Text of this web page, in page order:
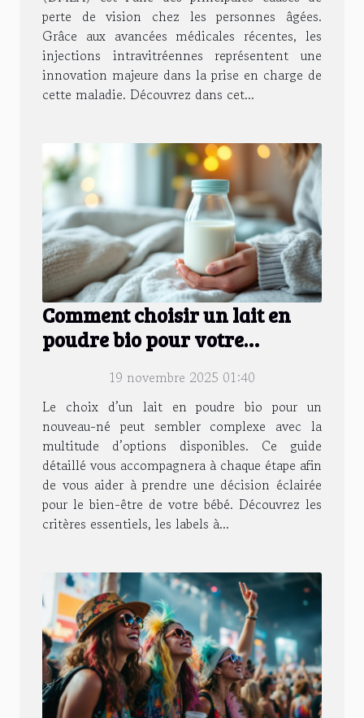
perte de vision chez les personnes âgées.
Grâce aux avancées médicales récentes, les
injections intravitréennes représentent une
innovation majeure dans la prise en charge de
cette maladie. Découvrez dans cet...
Comment choisir un lait en
poudre bio pour votre
19 novembre 2025 01:40
Le choix d’un lait en poudre bio pour un
nouveau-né peut sembler complexe avec la
multitude d’options disponibles. Ce guide
détaillé vous accompagnera à chaque étape afin
de vous aider à prendre une décision éclairée
pour le bien-être de votre bébé. Découvrez les
critères essentiels, les labels à...